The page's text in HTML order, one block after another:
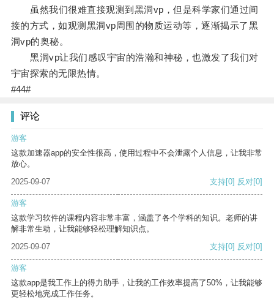
虽然我们很难直接观测到黑洞vp，但是科学家们通过间
接的方式，如观测黑洞vp周围的物质运动等，逐渐揭示了黑
洞vp的奥秘。
黑洞vp让我们感叹宇宙的浩瀚和神秘，也激发了我们对
宇宙探索的无限热情。
#44#
评论
游客
这款加速器app的安全性很高，使用过程中不会泄露个人信息，让我非常
放心。
2025-09-07
支持[0] 反对[0]
游客
这款学习软件的课程内容非常丰富，涵盖了各个学科的知识。老师的讲
解非常生动，让我能够轻松理解知识点。
2025-09-07
支持[0] 反对[0]
游客
这款app是我工作上的得力助手，让我的工作效率提高了50%，让我能够
更轻松地完成工作任务。